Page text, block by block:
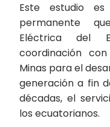
Este estudio
permanente
Eléctrica del
coordinación
Minas para el
generación a fin
décadas, el
los ecuatorianos.